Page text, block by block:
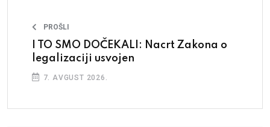
PROŠLI
I TO SMO DOČEKALI: Nacrt Zakona o
legalizaciji usvojen
7. AVGUST 2026.